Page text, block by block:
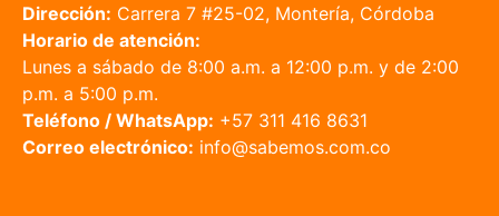
Dirección: Carrera 7 #25-02, Montería, Córdoba
Horario de atención:
Lunes a sábado de 8:00 a.m. a 12:00 p.m. y de 2:00
p.m. a 5:00 p.m.
Teléfono / WhatsApp: +57 311 416 8631
Correo electrónico: info@sabemos.com.co